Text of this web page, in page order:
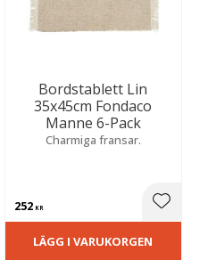
i favoriter
Bordstablett Lin
35x45cm Fondaco
Manne 6-Pack
Charmiga fransar.
252KR Lägg
LÄGG I VARUKORGEN